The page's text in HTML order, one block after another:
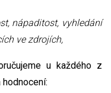
nápaditost, vyhledání
ve zdrojích,
u každého z